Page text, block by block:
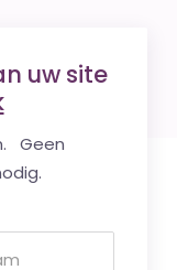
uw site
Geen